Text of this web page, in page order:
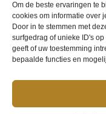
Om de beste ervaringen te
cookies om informatie over
Door in te stemmen met
surfgedrag of unieke ID's
geeft of uw toestemming
bepaalde functies en